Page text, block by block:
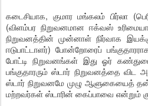
கடைசியாக, குமார மங்கலம் பிர்லா
(விளம்பர நிறுவனமான ஈக்வஸ்
நிறுவனத்தின் முன்னாள் நிர்வாக
ஈடுபாட்டாளர்) போன்றோரைப்
போட்டி நிறுவனங்கள் இது ஓர்
பங்குதாரரும் ஸ்டார் நிறுவனத்தை விட
ஸ்டார் நிறுவனமே முழு ஆளுகையைத்
மற்றவர்கள் ஸ்டாரின் கைப்பாவை என்றும்